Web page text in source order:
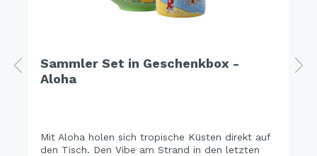
Sammler Set in Geschenkbox -
Aloha
Mit Aloha holen sich tropische Küsten direkt auf
den Tisch. Den Vibe am Strand in den letzten